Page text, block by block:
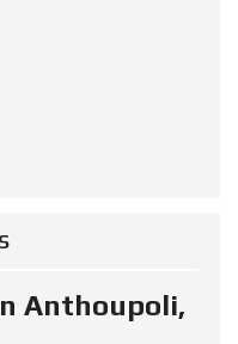
Anthoupoli,